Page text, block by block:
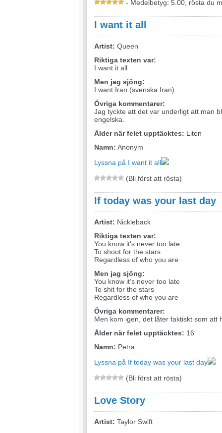
- Medelbetyg: 5.00, rösta du
I want it all
Artist: Queen
Riktiga texten var:
I want it all
Men jag sjöng:
I want Iran (svenska Iran)
Övriga kommentarer:
Jag tyckte att det var underligt att man
engelska.
Ålder när felet upptäcktes: Liten
Namn: Anonym
Lyssna på I want it all
(Bli först att rösta)
If today was your last day
Artist: Nickleback
Riktiga texten var:
You know it’s never too late
To shoot for the stars
Regardless of who you are
Men jag sjöng:
You know it’s never too late
To shit for the stars
Regardless of who you are
Övriga kommentarer:
Men kom igen, det låter faktiskt som att
Ålder när felet upptäcktes: 16
Namn: Petra
Lyssna på If today was your last day
(Bli först att rösta)
Love Story
Artist: Taylor Swift